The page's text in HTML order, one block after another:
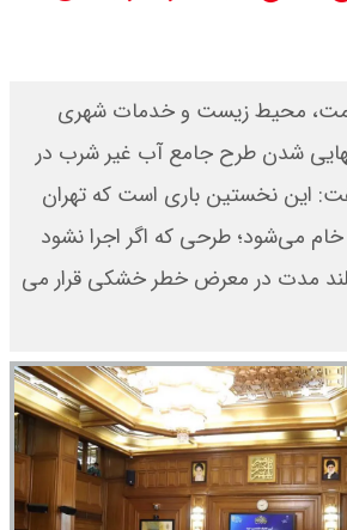
سنتی جمهوری‌خواهان را از دست می
دهد؟
بنزین برای دولت چقدر تمام می شود؟
یک ادعا: برخی مالکان اجاره بها را ۶۰
محیط زیست و خدمات شهری
شدن طرح جامع آب غیر شرب در
این نخستین باری است که تهران
می‌شود؛ طرحی که اگر اجرا نشود
مدت در معرض خطر خشکی قرار می